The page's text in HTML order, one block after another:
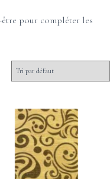
pour compléter les